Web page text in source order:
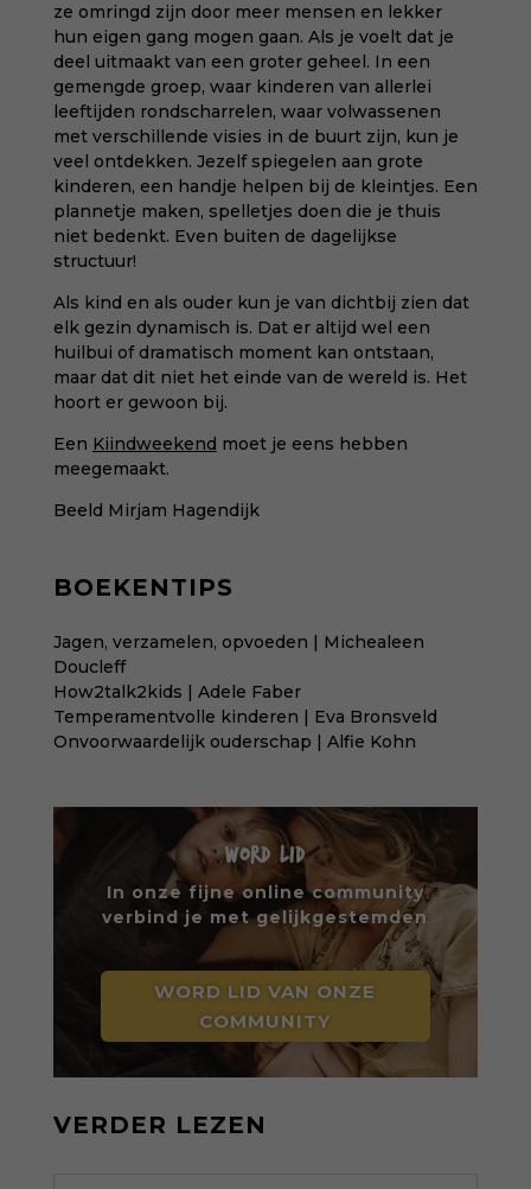
ze omringd zijn door meer mensen en lekker
hun eigen gang mogen gaan. Als je voelt dat je
deel uitmaakt van een groter geheel. In een
gemengde groep, waar kinderen van allerlei
leeftijden rondscharrelen, waar volwassenen
met verschillende visies in de buurt zijn, kun je
veel ontdekken. Jezelf spiegelen aan grote
kinderen, een handje helpen bij de kleintjes. Een
plannetje maken, spelletjes doen die je thuis
niet bedenkt. Even buiten de dagelijkse
structuur!
Als kind en als ouder kun je van dichtbij zien dat
elk gezin dynamisch is. Dat er altijd wel een
huilbui of dramatisch moment kan ontstaan,
maar dat dit niet het einde van de wereld is. Het
hoort er gewoon bij.
Een Kiindweekend moet je eens hebben
meegemaakt.
Beeld Mirjam Hagendijk
BOEKENTIPS
Jagen, verzamelen, opvoeden | Michealeen
Doucleff
How2talk2kids | Adele Faber
Temperamentvolle kinderen | Eva Bronsveld
Onvoorwaardelijk ouderschap | Alfie Kohn
WORD LID
In onze fijne online community
verbind je met gelijkgestemden
WORD LID VAN ONZE
COMMUNITY
VERDER LEZEN